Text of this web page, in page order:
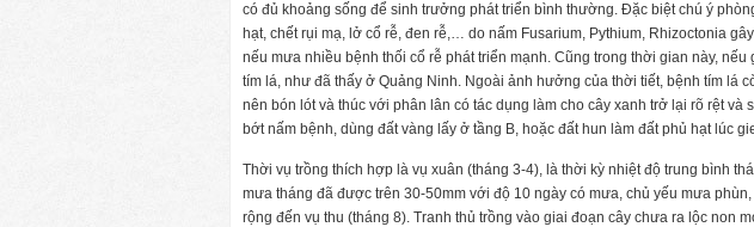
có đủ khoảng sống để sinh trưởng phát triển bình thường. Đặc biệt chú ý
hạt, chết rụi mạ, lở cổ rễ, đen rễ,… do nấm Fusarium, Pythium, Rhizoctonia
nếu mưa nhiều bệnh thối cổ rễ phát triển mạnh. Cũng trong thời gian này, nếu
tím lá, như đã thấy ở Quảng Ninh. Ngoài ảnh hưởng của thời tiết, bệnh tím lá
nên bón lót và thúc với phân lân có tác dụng làm cho cây xanh trở lại rõ rệt và
bớt nấm bệnh, dùng đất vàng lấy ở tầng B, hoặc đất hun làm đất phủ hạt lúc
Thời vụ trồng thích hợp là vụ xuân (tháng 3-4), là thời kỳ nhiệt độ trung bình
mưa tháng đã được trên 30-50mm với độ 10 ngày có mưa, chủ yếu mưa
rộng đến vụ thu (tháng 8). Tranh thủ trồng vào giai đoạn cây chưa ra lộc non